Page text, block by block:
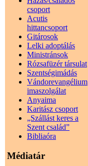
csoport
Acutis
hittancsoport
Gitárosok
Lelki adoptálás
Ministránsok
Rózsafüzér társulat
Szentségimádás
Vándorevangélium
imaszolgálat
Anyaima
Karitász csoport
„Szállást keres a
Szent család”
Bibliaóra
Médiatár